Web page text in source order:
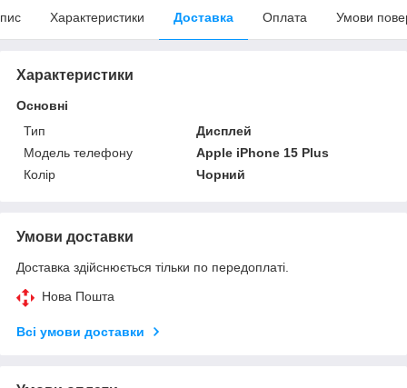
Характеристики Доставка Оплата Умови
Характеристики
Основні
Тип
Дисплей
Модель телефону
Apple iPhone 15 Plus
Колір
Чорний
Умови доставки
Доставка здійснюється тільки по передоплаті.
Нова Пошта
Всі умови доставки